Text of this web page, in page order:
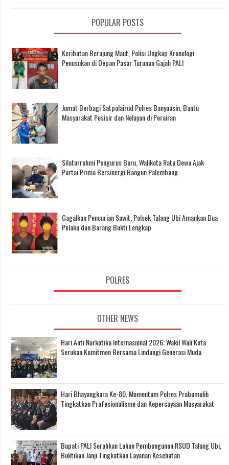
POPULAR POSTS
Keributan Berujung Maut, Polisi Ungkap Kronologi
Penusukan di Depan Pasar Turunan Gajah PALI
Jumat Berbagi Satpolairud Polres Banyuasin, Bantu
Masyarakat Pesisir dan Nelayan di Perairan
Silaturrahmi Pengurus Baru, Walikota Ratu Dewa Ajak
Partai Prima Bersinergi Bangun Palembang
Gagalkan Pencurian Sawit, Polsek Talang Ubi Amankan Dua
Pelaku dan Barang Bukti Lengkap
POLRES
OTHER NEWS
Hari Anti Narkotika Internasional 2026: Wakil Wali Kota
Serukan Komitmen Bersama Lindungi Generasi Muda
Hari Bhayangkara Ke-80, Momentum Polres Prabumulih
Tingkatkan Profesionalisme dan Kepercayaan Masyarakat
Bupati PALI Serahkan Lahan Pembangunan RSUD Talang Ubi,
Buktikan Janji Tingkatkan Layanan Kesehatan